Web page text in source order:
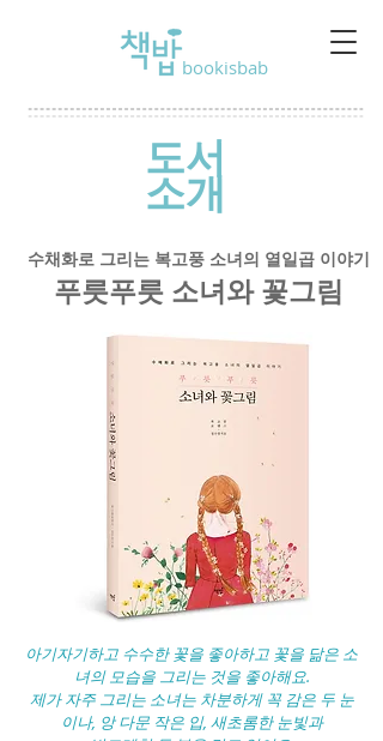
bookisbab
도서
소개
수채화로 그리는 복고풍 소녀의 열일곱 이야기
​푸릇푸릇 소녀와 꽃그림
아기자기하고 수수한 꽃을 좋아하고 꽃을 닮은 소
녀의 모습을 그리는 것을 좋아해요.
제가 자주 그리는 소녀는 차분하게 꼭 감은 두 눈
이나, 앙 다문 작은 입, 새초롬한 눈빛과